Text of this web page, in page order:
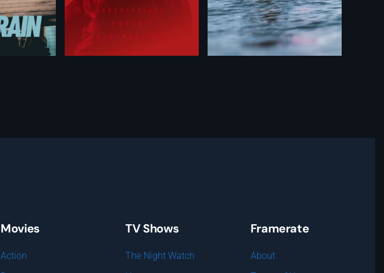
Movies
Action
TV Shows
The Night Watch
Framerate
About